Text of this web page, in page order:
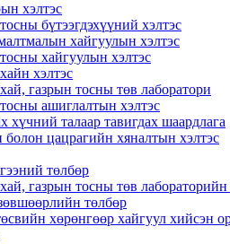
хэлтэс
бүтээгдэхүүний хэлтэс
хайгуулын хэлтэс
хайгуулын хэлтэс
хэлтэс
газрын тосны төв лаборатори
ашиглалтын хэлтэс
хүчний талаар тавигдах шаардлага
цацрагийн хяналтын хэлтэс
төлбөр
газрын тосны төв
төлбөр
хөрөнгөөр хайгуул хийсэн